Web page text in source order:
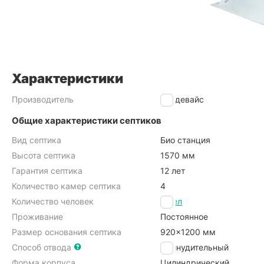
Характеристики
Производитель Биодевайс
Общие характеристики септиков
Вид септика
Био станция
Высота септика
1570 мм
Гарантия септика
12 лет
Количество камер септика
4
Количество человек
4 чел
Проживание
Постоянное
Размер основания септика
920x1200 мм
Способ отвода
Принудительный